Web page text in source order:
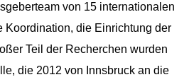
von 15 internationalen
Koordination, die Einrichtung der
Teil der Recherchen wurden
die 2012 von Innsbruck an die